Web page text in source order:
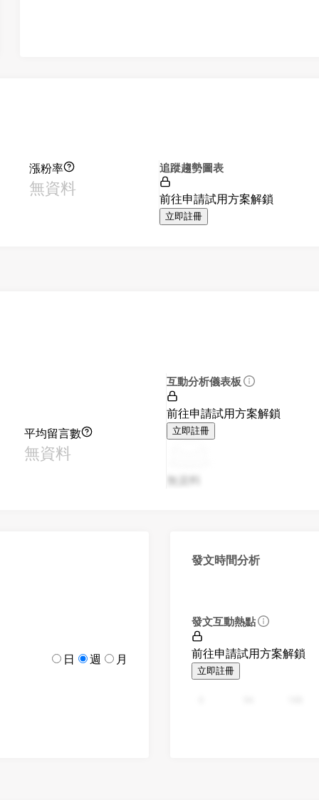
漲粉率
無資料
追蹤趨勢圖表
前往申請試用方案解鎖
立即註冊
平均留言數
無資料
互動分析儀表板
前往申請試用方案解鎖
立即註冊
無資料
日 週 月
發文時間分析
發文互動熱點
前往申請試用方案解鎖
立即註冊